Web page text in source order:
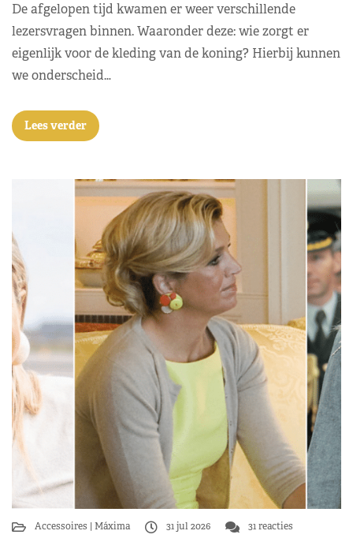
De afgelopen tijd kwamen er weer verschillende
lezersvragen binnen. Waaronder deze: wie zorgt er
eigenlijk voor de kleding van de koning? Hierbij kunnen
we onderscheid…
Lees verder
Accessoires Máxima 31 jul 2026 31 reacties